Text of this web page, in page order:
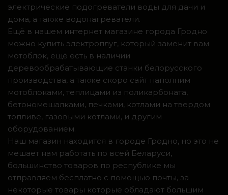
электрические подогреватели воды для дачи и
дома, а также водонагреватели.
Ещё в нашем интернет магазине города Гродно
можно купить электроплуг, который заменит вам
мотоблок, ещё есть в наличии
деревообрабатывающие станки белорусского
производства, а также скоро сайт наполним
мотоблоками, теплицами из поликарбоната,
бетономешалками, печками, котлами на твердом
топливе, газовыми котлами, и другим
оборудованием.
Наш магазин находится в городе Гродно, но это не
мешает нам работать по всей Беларуси,
большинство товаров по республике мы
отправляем бесплатно с помощью почты, за
некоторые товары которые обладают большим